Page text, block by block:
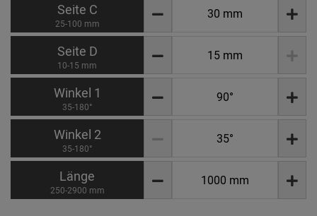
Seite C
25-100 mm
Seite D
10-15 mm
Winkel 1
35-180°
Winkel 2
35-180°
Länge
250-2900 mm